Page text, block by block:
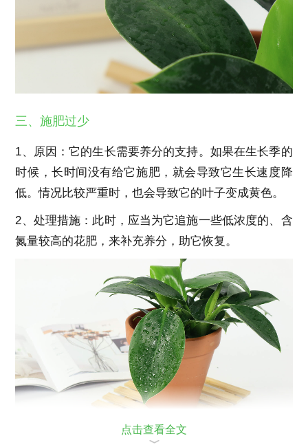
三、施肥过少
1、原因：它的生长需要养分的支持。如果在生长季的
时候，长时间没有给它施肥，就会导致它生长速度降
低。情况比较严重时，也会导致它的叶子变成黄色。
2、处理措施：此时，应当为它追施一些低浓度的、含
氮量较高的花肥，来补充养分，助它恢复。
点击查看全文